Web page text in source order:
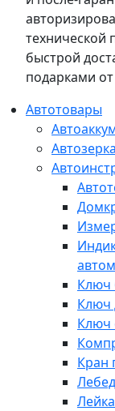
технической
быстрой
подарками
Автотовары
Ключ
Ключ
Ключ
Кран